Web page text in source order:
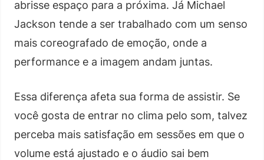
abrisse espaço para a próxima. Já Michael
Jackson tende a ser trabalhado com um senso
mais coreografado de emoção, onde a
performance e a imagem andam juntas.
Essa diferença afeta sua forma de assistir. Se
você gosta de entrar no clima pelo som, talvez
perceba mais satisfação em sessões em que o
volume está ajustado e o áudio sai bem